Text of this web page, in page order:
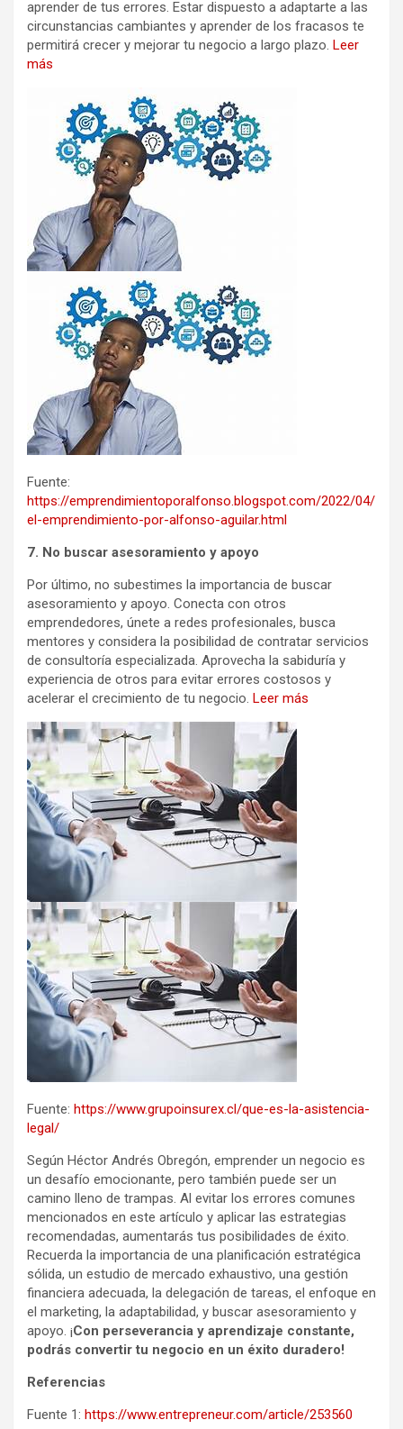
aprender de tus errores. Estar dispuesto a adaptarte a las
circunstancias cambiantes y aprender de los fracasos te
permitirá crecer y mejorar tu negocio a largo plazo. Leer
más
Fuente:
https://emprendimientoporalfonso.blogspot.com/2022/04/
el-emprendimiento-por-alfonso-aguilar.html
7. No buscar asesoramiento y apoyo
Por último, no subestimes la importancia de buscar
asesoramiento y apoyo. Conecta con otros
emprendedores, únete a redes profesionales, busca
mentores y considera la posibilidad de contratar servicios
de consultoría especializada. Aprovecha la sabiduría y
experiencia de otros para evitar errores costosos y
acelerar el crecimiento de tu negocio. Leer más
Fuente: https://www.grupoinsurex.cl/que-es-la-asistencia-
legal/
Según Héctor Andrés Obregón, emprender un negocio es
un desafío emocionante, pero también puede ser un
camino lleno de trampas. Al evitar los errores comunes
mencionados en este artículo y aplicar las estrategias
recomendadas, aumentarás tus posibilidades de éxito.
Recuerda la importancia de una planificación estratégica
sólida, un estudio de mercado exhaustivo, una gestión
financiera adecuada, la delegación de tareas, el enfoque en
el marketing, la adaptabilidad, y buscar asesoramiento y
apoyo. ¡Con perseverancia y aprendizaje constante,
podrás convertir tu negocio en un éxito duradero!
Referencias
Fuente 1: https://www.entrepreneur.com/article/253560